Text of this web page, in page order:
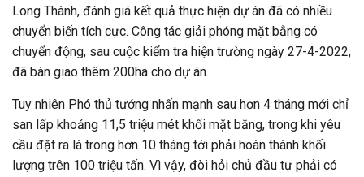
Long Thành, đánh giá kết quả thực hiện dự án đã có nhiều
chuyển biến tích cực. Công tác giải phóng mặt bằng có
chuyển động, sau cuộc kiểm tra hiện trường ngày 27-4-2022,
đã bàn giao thêm 200ha cho dự án.
Tuy nhiên Phó thủ tướng nhấn mạnh sau hơn 4 tháng mới chỉ
san lấp khoảng 11,5 triệu mét khối mặt bằng, trong khi yêu
cầu đặt ra là trong hơn 10 tháng tới phải hoàn thành khối
lượng trên 100 triệu tấn. Vì vậy, đòi hỏi chủ đầu tư phải có